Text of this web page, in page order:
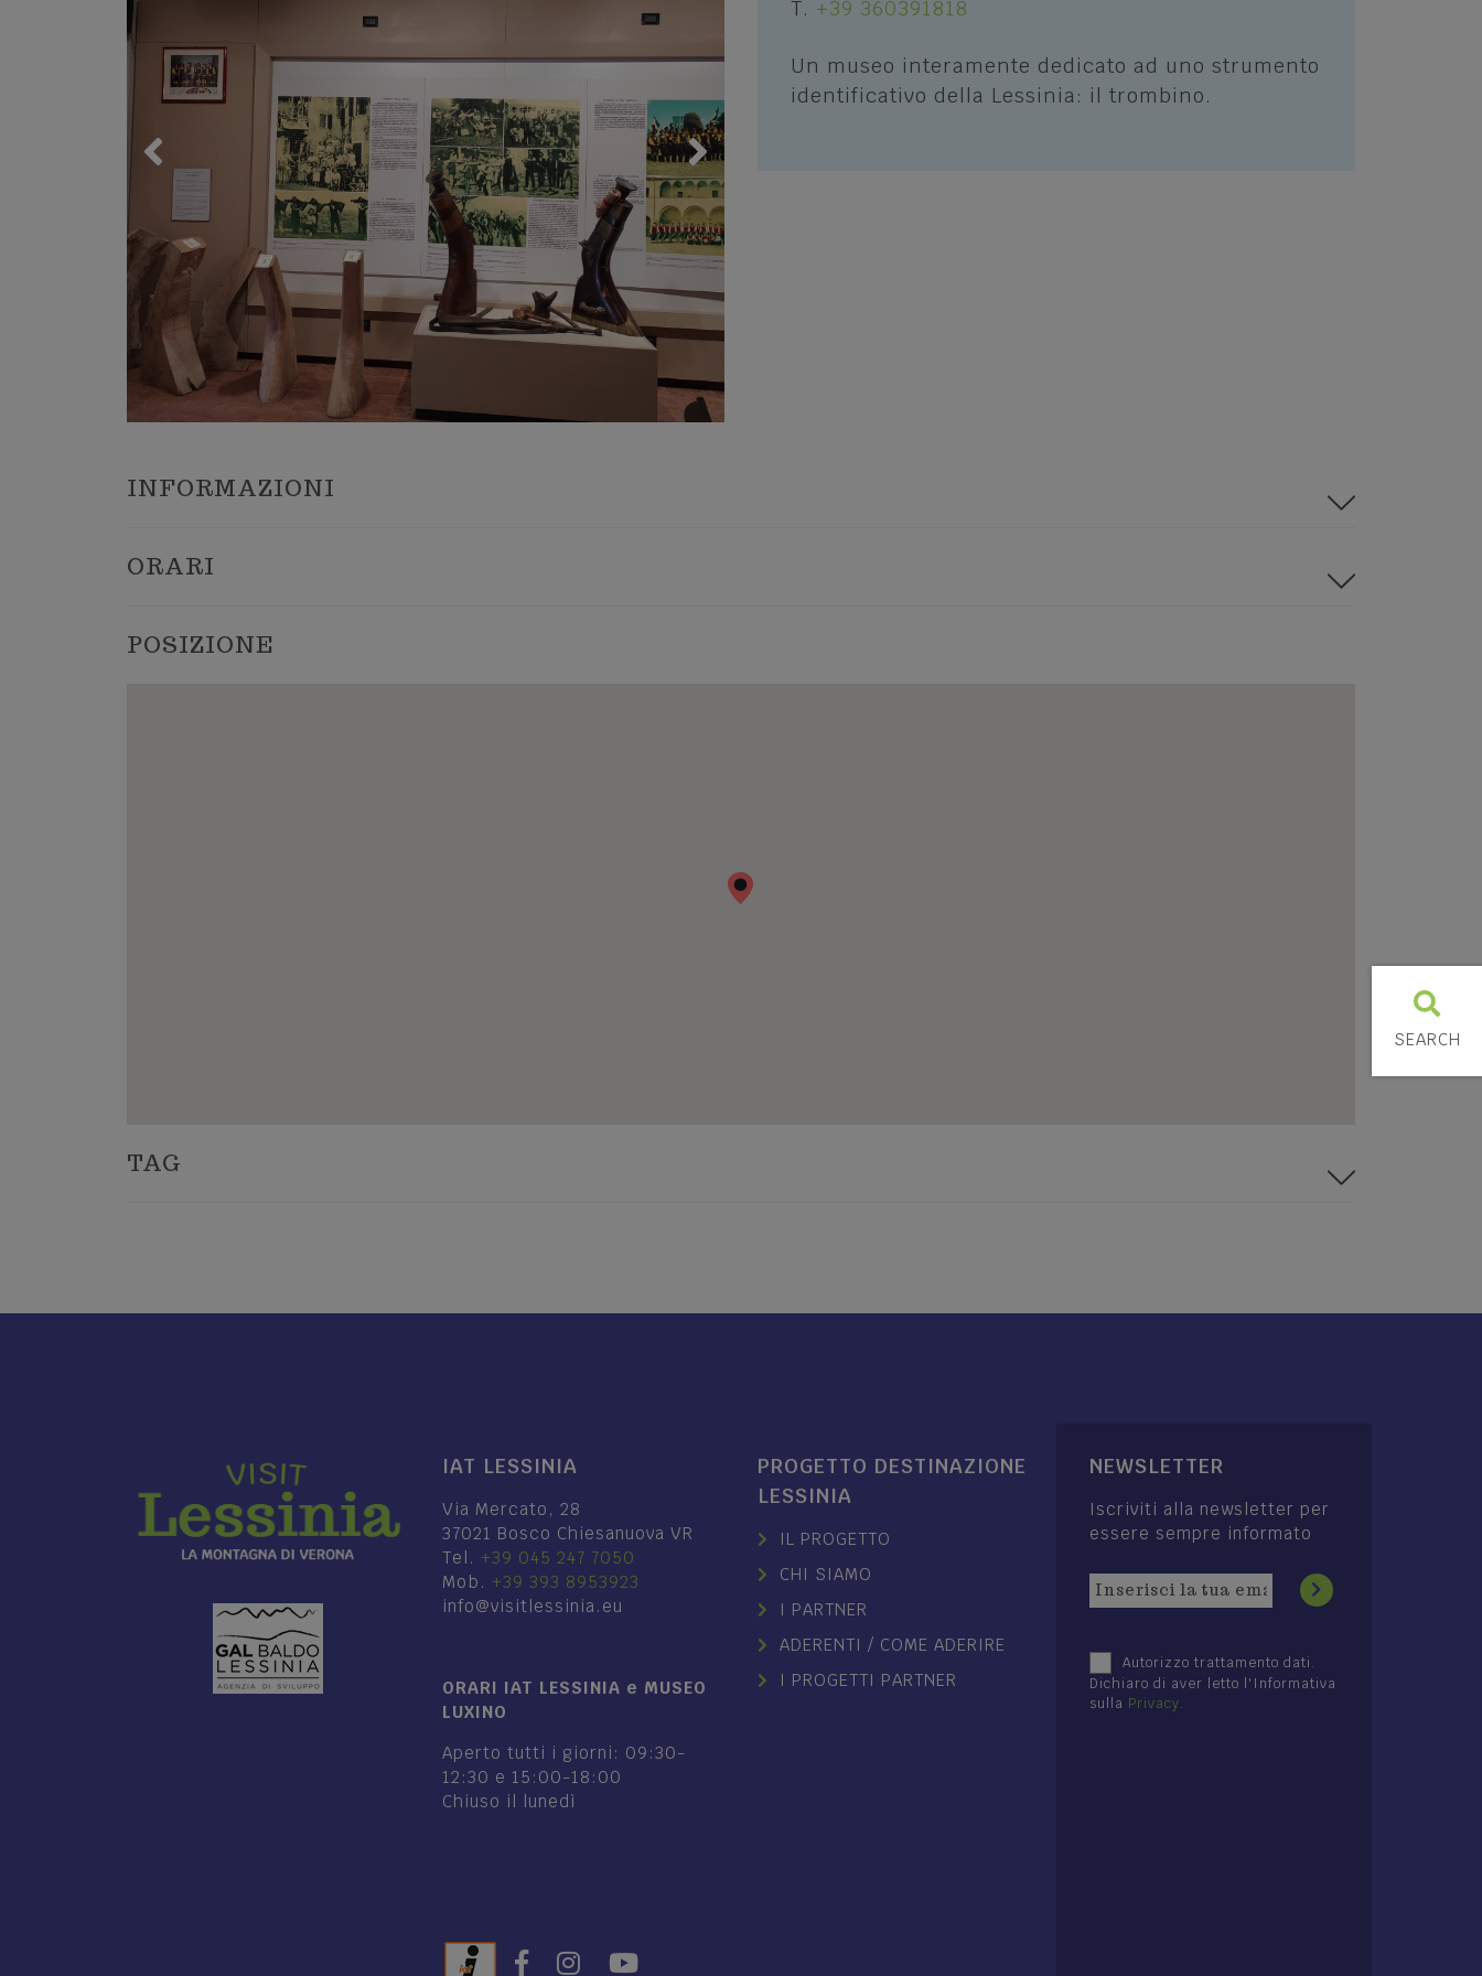
Mari, monti, laghi e città d'arte
Esplora il Veneto
LA PRIMA REGIONE TURISTICA IN
Selva di Progno
Velo Veronese
Mountain Bike
Lessinia Adventure - Quad
A cavallo in Lessinia
Lo sci ed altri sport invernali
Palestre a cielo aperto
Associazioni sportive e Guide
Ambientali
T. +39 360391818
Un museo interamente dedicato ad uno strumento
identificativo della Lessinia: il trombino.
INFORMAZIONI
ORARI
POSIZIONE
TAG
IAT LESSINIA
Via Mercato, 28
37021 Bosco Chiesanuova VR
Tel. +39 045 247 7050
Mob. +39 393 8953923
info@visitlessinia.eu
ORARI IAT LESSINIA e MUSEO
LUXINO
Aperto tutti i giorni: 09:30-
12:30 e 15:00-18:00
Chiuso il lunedì
PROGETTO DESTINAZIONE
LESSINIA
IL PROGETTO
CHI SIAMO
I PARTNER
ADERENTI / COME ADERIRE
I PROGETTI PARTNER
NEWSLETTER
Iscriviti alla newsletter per
essere sempre informato
Autorizzo trattamento dati.
Dichiaro di aver letto l'Informativa
sulla Privacy.
SEARCH